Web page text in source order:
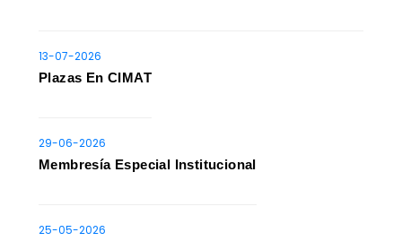
13-07-2026
Plazas En CIMAT
29-06-2026
Membresía Especial Institucional
25-05-2026